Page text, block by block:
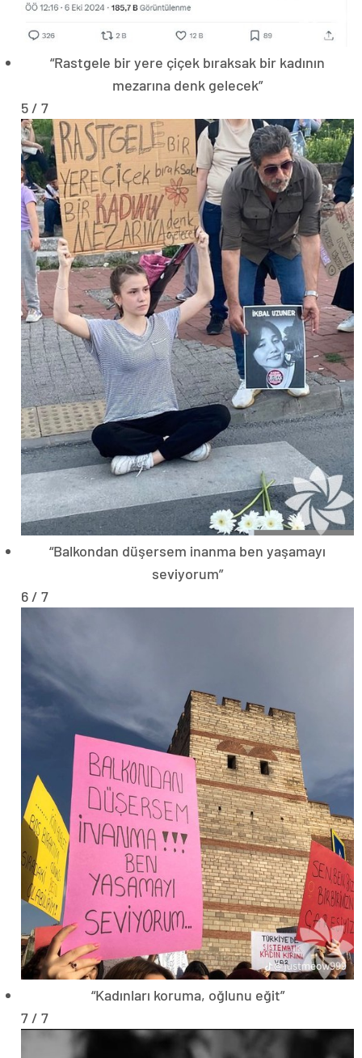
“Rastgele bir yere çiçek bıraksak bir kadının
mezarına denk gelecek”
5 / 7
“Balkondan düşersem inanma ben yaşamayı
seviyorum”
6 / 7
“Kadınları koruma, oğlunu eğit”
7 / 7